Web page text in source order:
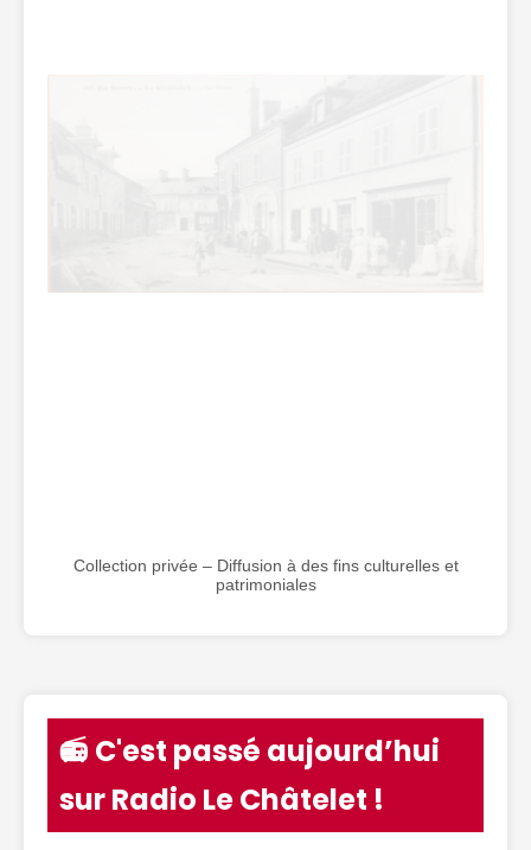
Collection privée – Diffusion à des fins culturelles et
patrimoniales
📻 C'est passé aujourd’hui
sur Radio Le Châtelet !